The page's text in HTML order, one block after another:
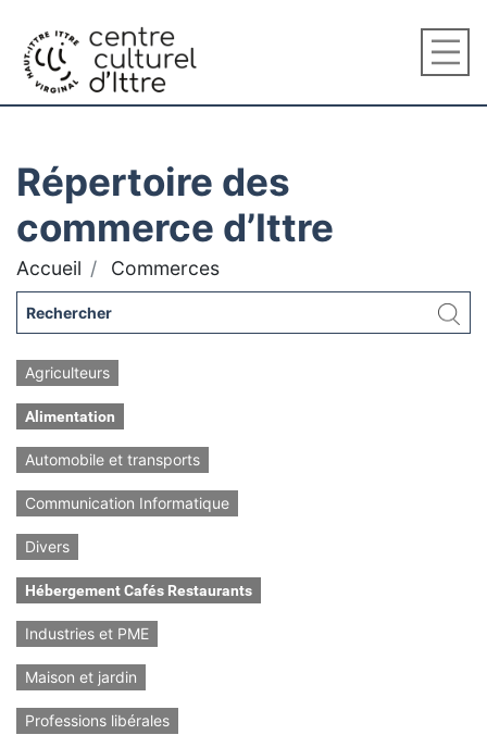
Répertoire des
commerce d’Ittre
Accueil Commerces
Agriculteurs
Alimentation
Automobile et transports
Communication Informatique
Divers
Hébergement Cafés Restaurants
Industries et PME
Maison et jardin
Professions libérales